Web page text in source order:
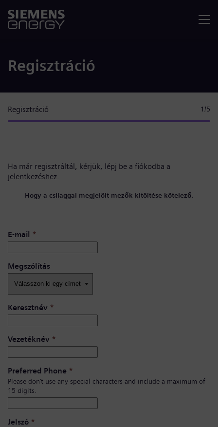
Regisztráció
Regisztráció 1 /5
Ha már regisztráltál, kérjük, lépj be a fiókodba a
jelentkezéshez.
Hogy a csilaggal megjelölt mezők kitöltése kötelező.
E-mail *
Megszólítás
Keresztnév *
Vezetéknév *
Preferred Phone *
Please don’t use any special characters and include a maximum of
15 digits.
Jelszó *